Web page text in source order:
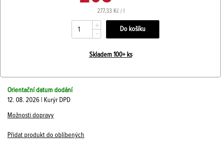
277,33 Kč / l
+
-
Skladem 100+ ks
Orientační datum dodání
12. 08. 2026 | Kurýr DPD
Možnosti dopravy
Přidat produkt do oblíbených